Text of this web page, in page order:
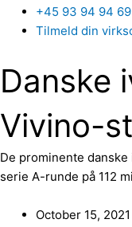
+45 93 94 94 69
Tilmeld din
Danske
Vivino-
De prominente
serie A-runde på 112
October 15, 2021